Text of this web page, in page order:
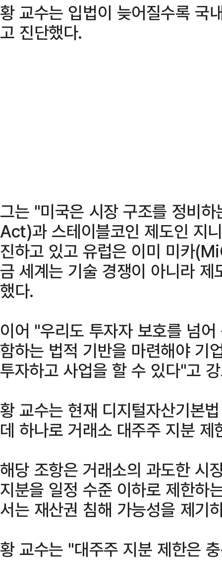
황 교수는 입법이 늦어질수록 국
고 진단했다.
그는 "미국은 시장 구조를 정비
Act)과 스테이블코인 제도인 지
진하고 있고 유럽은 이미 미카
금 세계는 기술 경쟁이 아니라
했다.
이어 "우리도 투자자 보호를 넘
함하는 법적 기반을 마련해야 기
투자하고 사업을 할 수 있다"고
황 교수는 현재 디지털자산기본
데 하나로 거래소 대주주 지분 제
해당 조항은 거래소의 과도한 시
지분을 일정 수준 이하로 제한하
서는 재산권 침해 가능성을 제기
황 교수는 "대주주 지분 제한은